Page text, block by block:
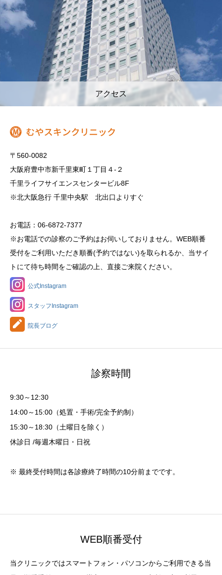
アクセス
〒560-0082
大阪府豊中市新千里東町１丁目４‐２
千里ライフサイエンスセンタービル8F
※北大阪急行 千里中央駅 北出口よりすぐ
お電話：06-6872-7377
※お電話での診察のご予約はお伺いしておりません。WEB順番
受付をご利用いただき順番(予約ではない)を取られるか、当サイ
トにて待ち時間をご確認の上、直接ご来院ください。
公式Instagram
スタッフInstagram
院長ブログ
診察時間
9:30～12:30
14:00～15:00（処置・手術/完全予約制）
15:30～18:30（土曜日を除く）
休診日 /毎週木曜日・日祝
※ 最終受付時間は各診療終了時間の10分前までです。
WEB順番受付
当クリニックではスマートフォン・パソコンからご利用できる当